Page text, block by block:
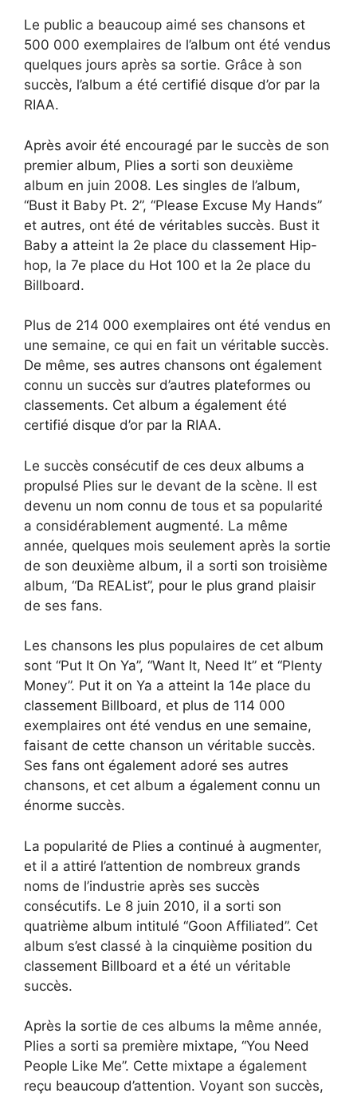
Le public a beaucoup aimé ses chansons et
500 000 exemplaires de l’album ont été vendus
quelques jours après sa sortie. Grâce à son
succès, l’album a été certifié disque d’or par la
RIAA.
Après avoir été encouragé par le succès de son
premier album, Plies a sorti son deuxième
album en juin 2008. Les singles de l’album,
“Bust it Baby Pt. 2”, “Please Excuse My Hands”
et autres, ont été de véritables succès. Bust it
Baby a atteint la 2e place du classement Hip-
hop, la 7e place du Hot 100 et la 2e place du
Billboard.
Plus de 214 000 exemplaires ont été vendus en
une semaine, ce qui en fait un véritable succès.
De même, ses autres chansons ont également
connu un succès sur d’autres plateformes ou
classements. Cet album a également été
certifié disque d’or par la RIAA.
Le succès consécutif de ces deux albums a
propulsé Plies sur le devant de la scène. Il est
devenu un nom connu de tous et sa popularité
a considérablement augmenté. La même
année, quelques mois seulement après la sortie
de son deuxième album, il a sorti son troisième
album, “Da REAList”, pour le plus grand plaisir
de ses fans.
Les chansons les plus populaires de cet album
sont “Put It On Ya”, “Want It, Need It” et “Plenty
Money”. Put it on Ya a atteint la 14e place du
classement Billboard, et plus de 114 000
exemplaires ont été vendus en une semaine,
faisant de cette chanson un véritable succès.
Ses fans ont également adoré ses autres
chansons, et cet album a également connu un
énorme succès.
La popularité de Plies a continué à augmenter,
et il a attiré l’attention de nombreux grands
noms de l’industrie après ses succès
consécutifs. Le 8 juin 2010, il a sorti son
quatrième album intitulé “Goon Affiliated”. Cet
album s’est classé à la cinquième position du
classement Billboard et a été un véritable
succès.
Après la sortie de ces albums la même année,
Plies a sorti sa première mixtape, “You Need
People Like Me”. Cette mixtape a également
reçu beaucoup d’attention. Voyant son succès,